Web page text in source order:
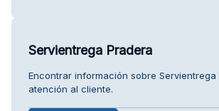
Servientrega Pradera
Encontrar información sobre Servientrega
atención al cliente.